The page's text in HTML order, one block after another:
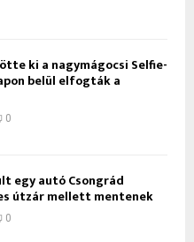
ki a nagymágocsi Selfie-
belül elfogták a
0
egy autó Csongrád
útzár mellett mentenek
0